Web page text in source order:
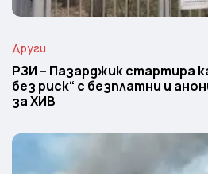
Други
РЗИ – Пазарджик стартира
без риск“ с безплатни и
за ХИВ